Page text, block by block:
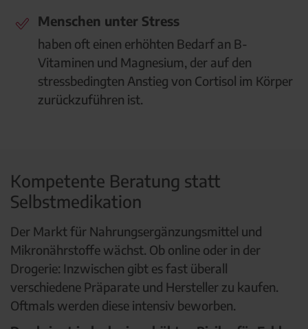
Menschen unter Stress
haben oft einen erhöhten Bedarf an B-
Vitaminen und Magnesium, der auf den
stressbedingten Anstieg von Cortisol im Körper
zurückzuführen ist.
Kompetente Beratung statt
Selbstmedikation
Der Markt für Nahrungsergänzungsmittel und
Mikronährstoffe wächst. Ob online oder in der
Drogerie: Inzwischen gibt es fast überall
verschiedene Präparate und Hersteller zu kaufen.
Oftmals werden diese intensiv beworben.